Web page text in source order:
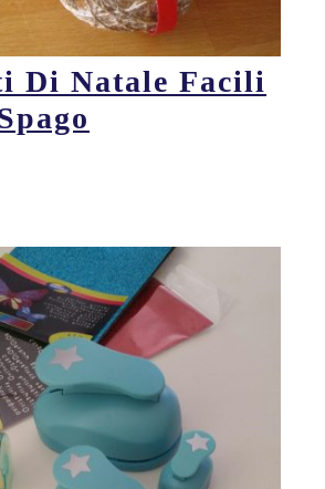
Di Natale Facili